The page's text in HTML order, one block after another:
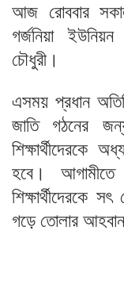
আজ রোববার
গর্জনিয়া
চৌধুরী।
এসময় প্রধান
জাতি গঠনের
শিক্ষার্থীদেরকে
হবে। আগামীতে
শিক্ষার্থীদেরকে
গড়ে তোলার